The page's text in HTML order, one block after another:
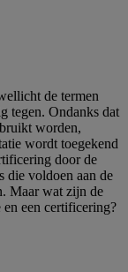
de termen
tegen. Ondanks dat
worden,
wordt toegekend
door de
die voldoen aan de
Maar wat zijn de
en een certificering?